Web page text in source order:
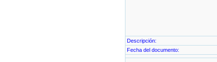
Descripción:
Fecha del documento: